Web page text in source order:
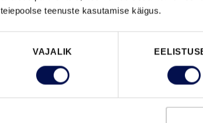
teiepoolse teenuste kasutamise käigus.
VAJALIK